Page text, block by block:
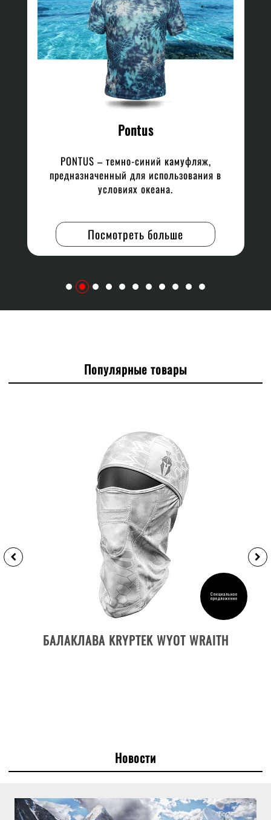
Pontus
PONTUS – темно-синий камуфляж,
предназначенный для использования в
условиях океана.
Посмотреть больше
Популярные товары
Специальное
предложение
БАЛАКЛАВА KRYPTEK WYOT WRAITH
Новости